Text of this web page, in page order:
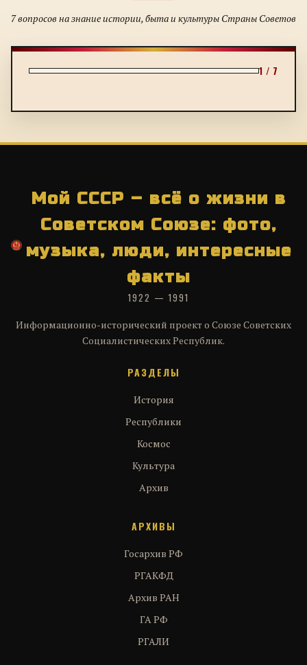
7 вопросов на знание истории, быта и культуры Страны Советов
1 / 7
Мой СССР – всё о жизни в
Советском Союзе: фото,
музыка, люди, интересные
факты
1922 — 1991
Информационно-исторический проект о Союзе Советских
Социалистических Республик.
РАЗДЕЛЫ
История
Республики
Космос
Культура
Архив
АРХИВЫ
Госархив РФ
РГАКФД
Архив РАН
ГА РФ
РГАЛИ